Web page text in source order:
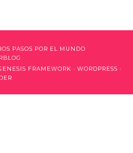
PASOS POR EL MUNDO
FRAMEWORK · WORDPRESS ·